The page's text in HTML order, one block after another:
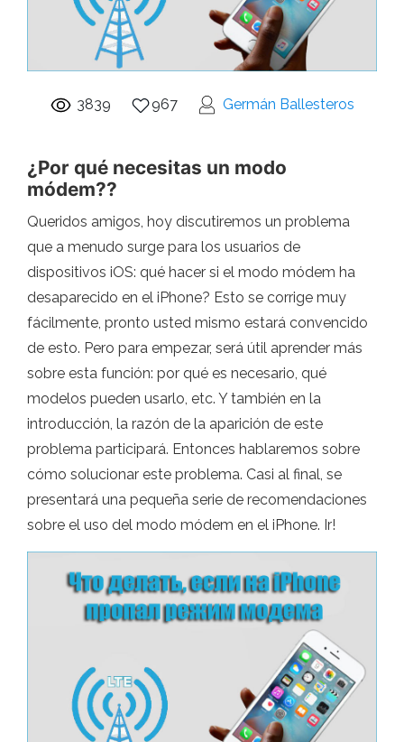
3839 967 Germán Ballesteros
¿Por qué necesitas un modo
módem??
Queridos amigos, hoy discutiremos un problema
que a menudo surge para los usuarios de
dispositivos iOS: qué hacer si el modo módem ha
desaparecido en el iPhone? Esto se corrige muy
fácilmente, pronto usted mismo estará convencido
de esto. Pero para empezar, será útil aprender más
sobre esta función: por qué es necesario, qué
modelos pueden usarlo, etc. Y también en la
introducción, la razón de la aparición de este
problema participará. Entonces hablaremos sobre
cómo solucionar este problema. Casi al final, se
presentará una pequeña serie de recomendaciones
sobre el uso del modo módem en el iPhone. Ir!